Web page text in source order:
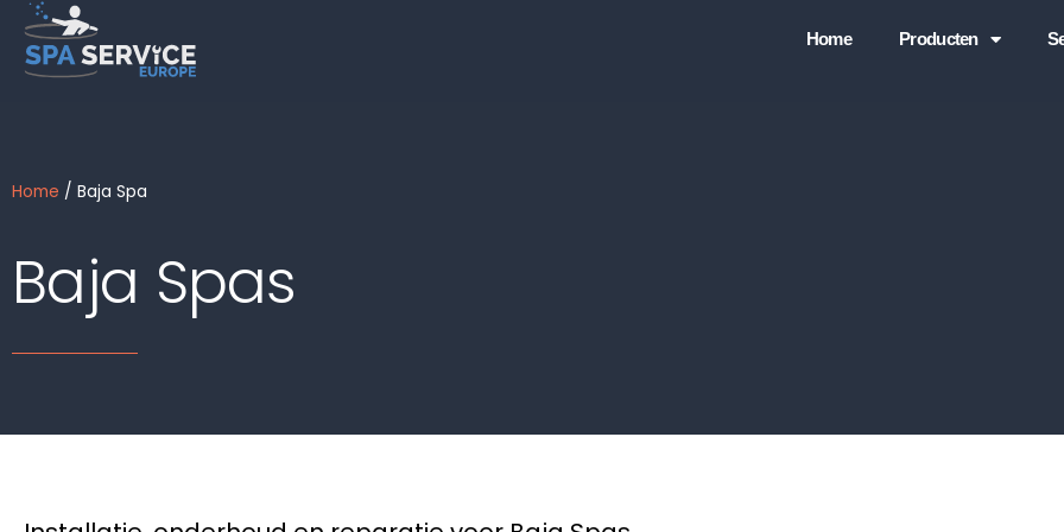
naar
Home Producten
Home / Baja Spa
Baja Spas